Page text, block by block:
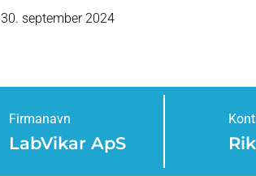
30. september 2024
Firmanavn
LabVikar ApS